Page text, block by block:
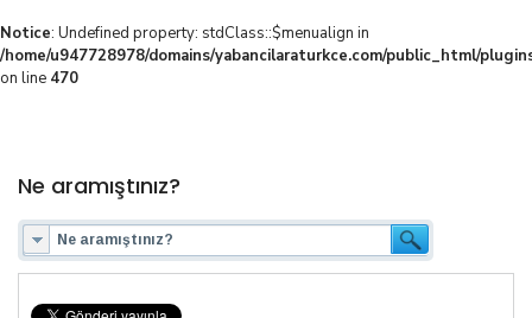
Notice: Undefined property: stdClass::$menualign in
/home/u947728978/domains/yabancilaraturkce.com/public_html/
on line 470
Ne aramıştınız?